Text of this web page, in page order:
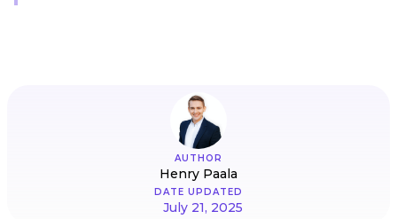
AUTHOR
Henry Paala
DATE UPDATED
July 21, 2025